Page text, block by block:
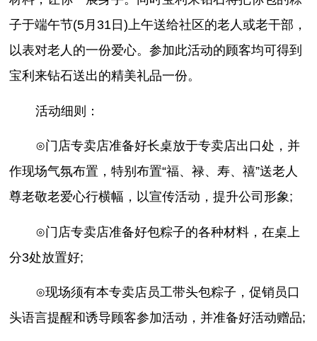
子于端午节(5月31日)上午送给社区的老人或老干部，
以表对老人的一份爱心。参加此活动的顾客均可得到
宝利来钻石送出的精美礼品一份。
活动细则：
⊙门店专卖店准备好长桌放于专卖店出口处，并
作现场气氛布置，特别布置“福、禄、寿、禧”送老人
尊老敬老爱心行横幅，以宣传活动，提升公司形象;
⊙门店专卖店准备好包粽子的各种材料，在桌上
分3处放置好;
⊙现场须有本专卖店员工带头包粽子，促销员口
头语言提醒和诱导顾客参加活动，并准备好活动赠品;